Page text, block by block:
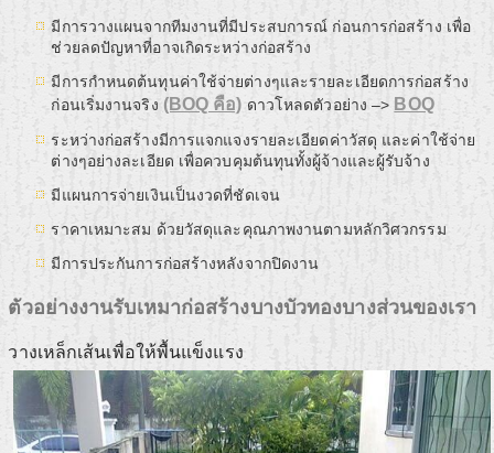
มีการวางแผนจากทีมงานที่มีประสบการณ์ ก่อนการก่อสร้าง เพื่อ
ช่วยลดปัญหาที่อาจเกิดระหว่างก่อสร้าง
มีการกำหนดต้นทุนค่าใช้จ่ายต่างๆและรายละเอียดการก่อสร้าง
ก่อนเริ่มงานจริง (BOQ คือ) ดาวโหลดตัวอย่าง –> BOQ
ระหว่างก่อสร้างมีการแจกแจงรายละเอียดค่าวัสดุ และค่าใช้จ่าย
ต่างๆอย่างละเอียด เพื่อควบคุมต้นทุนทั้งผู้จ้างและผู้รับจ้าง
มีแผนการจ่ายเงินเป็นงวดที่ชัดเจน
ราคาเหมาะสม ด้วยวัสดุและคุณภาพงานตามหลักวิศวกรรม
มีการประกันการก่อสร้างหลังจากปิดงาน
ตัวอย่างงานรับเหมาก่อสร้างบางบัวทองบางส่วนของเรา
วางเหล็กเส้นเพื่อให้พื้นแข็งแรง